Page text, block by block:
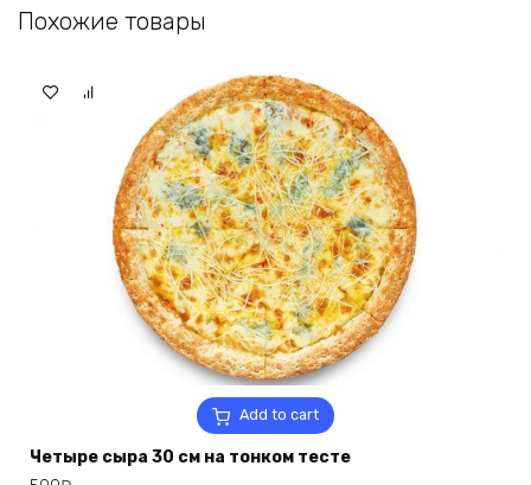
Похожие товары
Add to cart
Четыре сыра 30 см на тонком тесте